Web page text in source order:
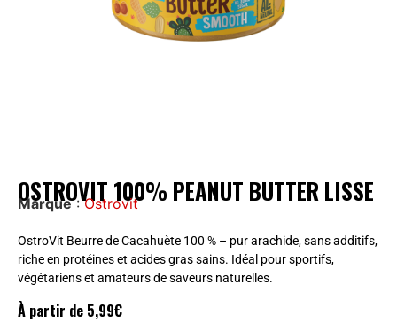
OSTROVIT 100% PEANUT BUTTER LISSE
Marque:Ostrovit
OstroVit Beurre de Cacahuète 100 % – pur arachide, sans additifs,
riche en protéines et acides gras sains. Idéal pour sportifs,
végétariens et amateurs de saveurs naturelles.
À partir de 5,99€